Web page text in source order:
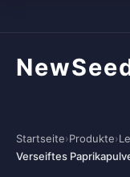
Startseite›Produkte›
Verseiftes